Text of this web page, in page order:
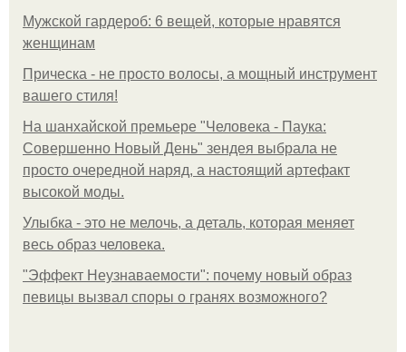
Мужской гардероб: 6 вещей, которые нравятся
женщинам
Прическа - не просто волосы, а мощный инструмент
вашего стиля!
На шанхайской премьере "Человека - Паука:
Совершенно Новый День" зендея выбрала не
просто очередной наряд, а настоящий артефакт
высокой моды.
Улыбка - это не мелочь, а деталь, которая меняет
весь образ человека.
"Эффект Неузнаваемости": почему новый образ
певицы вызвал споры о гранях возможного?